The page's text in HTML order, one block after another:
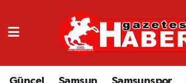
GÜNCEL
SAMSUN